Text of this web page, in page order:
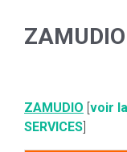
ZAMUDIO
ZAMUDIO [voir
SERVICES]